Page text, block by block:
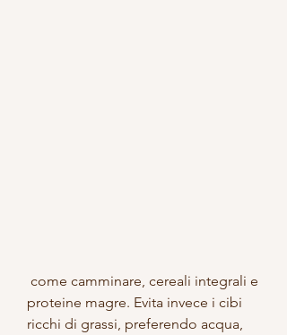
proteine magre. Evita invece i cibi
ricchi di grassi, preferendo acqua,